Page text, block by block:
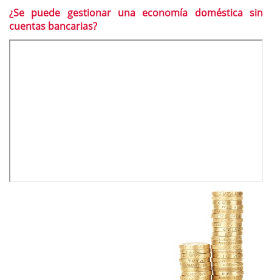
¿Se puede gestionar una economía doméstica sin
cuentas bancarias?